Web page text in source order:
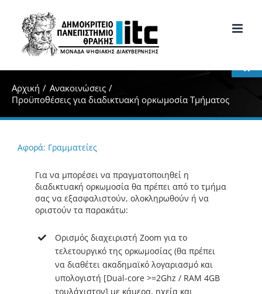
περιεχόμενο
Αρχική
Ανακοινώσεις
Προϋποθέσεις για διαδικτυακή ορκωμοσία Τμήματος
Αφορά: Γραμματείες
Για να μπορέσει να πραγματοποιηθεί η
διαδικτυακή ορκωμοσία θα πρέπει από το τμήμα
σας να εξασφαλιστούν, ολοκληρωθούν ή να
οριστούν τα παρακάτω:
Ορισμός διαχειριστή Zoom για το
τελετουργικό της ορκωμοσίας (θα πρέπει
να διαθέτει ακαδημαϊκό λογαριασμό και
υπολογιστή [Dual-core >=2Ghz / RAM 4GB
τουλάχιστον] με κάμερα, ηχεία και